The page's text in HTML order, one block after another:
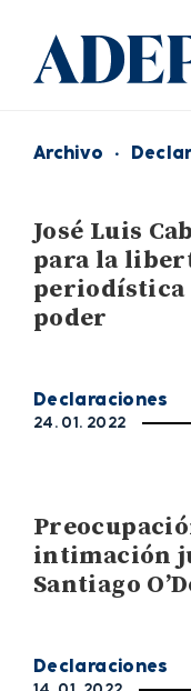
Archivo ·
José Luis
para la
periodística
poder
Declaraciones
24. 01. 2022
intimación
Santiago
Declaraciones